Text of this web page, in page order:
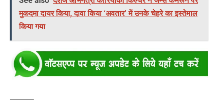
मुकदमा दायर किया, दावा किया ‘अवतार’ में उनके चेहरे का इस्तेमाल
किया गया